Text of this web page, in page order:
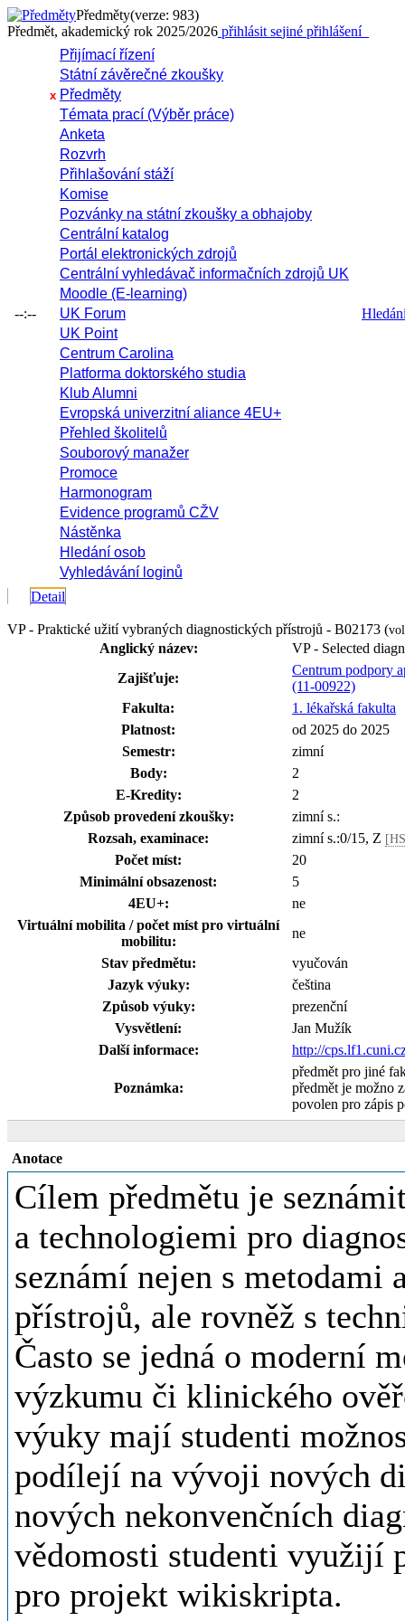
Předměty(verze: 983)
Předmět, akademický rok 2025/2026 přihlásit sejiné přihlášení
--:--
Přijímací řízení
Státní závěrečné zkoušky
x Předměty
Témata prací (Výběr práce)
Anketa
Rozvrh
Přihlašování stáží
Komise
Pozvánky na státní zkoušky a obhajoby
Centrální katalog
Portál elektronických zdrojů
Centrální vyhledávač informačních zdrojů UK
Moodle (E-learning)
UK Forum
UK Point
Centrum Carolina
Platforma doktorského studia
Klub Alumni
Evropská univerzitní aliance 4EU+
Přehled školitelů
Souborový manažer
Promoce
Harmonogram
Evidence programů CŽV
Nástěnka
Hledání osob
Vyhledávání loginů
Detail
VP - Praktické užití vybraných diagnostických přístrojů - B02173 (
Anglický název:
VP - Selected
Zajišťuje:
Centrum podpory
(11-00922)
Fakulta:
1. lékařská fakulta
Platnost:
od 2025 do 2025
Semestr:
zimní
Body:
2
E-Kredity:
2
Způsob provedení zkoušky:
zimní s.:
Rozsah, examinace:
zimní s.:0/15, Z
Počet míst:
20
Minimální obsazenost:
5
4EU+:
ne
Virtuální mobilita / počet míst pro virtuální
mobilitu:
ne
Stav předmětu:
vyučován
Jazyk výuky:
čeština
Způsob výuky:
prezenční
Vysvětlení:
Jan Mužík
Další informace:
http://
Poznámka:
předmět pro jiné
předmět je možno
povolen pro zápis
Anotace
Cílem předmětu je
a technologiemi pro
seznámí nejen s
přístrojů, ale rovněž s
Často se jedná o moderní
výzkumu či klinického
výuky mají studenti
podílejí na vývoji nových
nových nekonvenčních
vědomosti studenti využijí
pro projekt wikiskripta.